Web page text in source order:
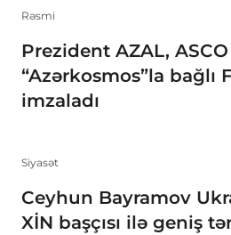
Rəsmi
Prezident AZAL,
“Azərkosmos”la bağlı
imzaladı
Siyasət
Ceyhun Bayramov
XİN başçısı ilə geniş